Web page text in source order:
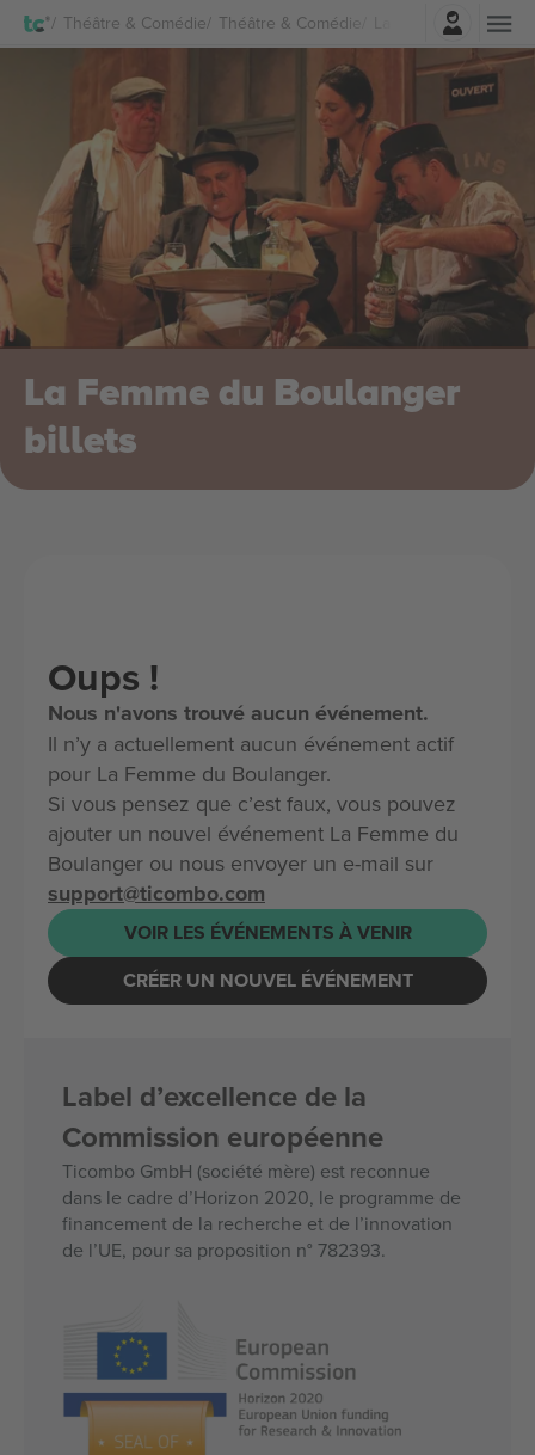
Théâtre & Comédie Théâtre & Comédie La Femme du
Connexion
La Femme du Boulanger
billets
Oups !
Nous n'avons trouvé aucun événement.
Il n’y a actuellement aucun événement actif
pour La Femme du Boulanger.
Si vous pensez que c’est faux, vous pouvez
ajouter un nouvel événement La Femme du
Boulanger ou nous envoyer un e-mail sur
support@ticombo.com
VOIR LES ÉVÉNEMENTS À VENIR
CRÉER UN NOUVEL ÉVÉNEMENT
Label d’excellence de la
Commission européenne
Ticombo GmbH (société mère) est reconnue
dans le cadre d’Horizon 2020, le programme de
financement de la recherche et de l’innovation
de l’UE, pour sa proposition n° 782393.